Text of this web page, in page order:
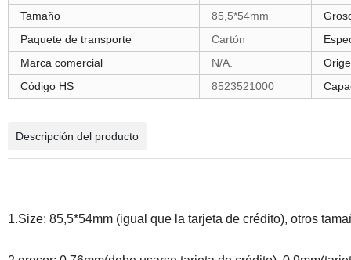
Tamaño
85,5*54mm
Paquete de transporte
Cartón
Marca comercial
N/A.
Código HS
8523521000
Descripción del producto
1.Size: 85,5*54mm (igual que la tarjeta de crédito), otros